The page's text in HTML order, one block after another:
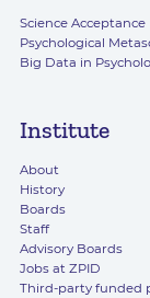
Science Acceptance
Psychological
Big Data in
Institute
About
History
Boards
Staff
Advisory Boards
Jobs at ZPID
Third-party funded